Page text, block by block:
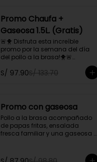
Promo Chaufa +
Gaseosa 1.5L. (Gratis)
🚨🐥 Disfruta esta increíble
promo por la semana del día
del pollo a la brasa!🐥🚨
Pollo a la brasa, acompañado
de papas fritas, ensalada
familiar y un chaufa de pollo.
Promoción exclusiva para llevar
o delivery
S/ 97.90S/ 133.70
Promo con gaseosa
Pollo a la brasa acompañado
de papas fritas, ensalada
fresca familiar y una gaseosa
Promoción exclusiva para llevar